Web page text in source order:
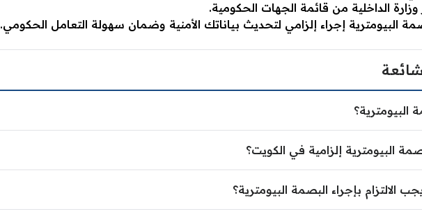
وزارة الداخلية من قائمة الجهات الحكومية.
البيومترية إجراء إلزامي لتحديث بياناتك الأمنية وضمان سهولة التعامل الحكومي.
البيومترية؟
البيومترية إلزامية في الكويت؟
الالتزام بإجراء البصمة البيومترية؟